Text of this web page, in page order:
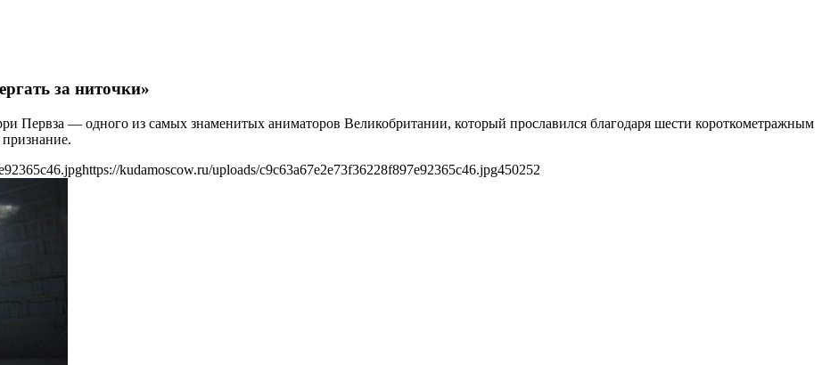
за ниточки»
Первза — одного из самых знаменитых аниматоров Великобритании, который прославился благодаря шести короткометражным
https://kudamoscow.ru/uploads/c9c63a67e2e73f36228f897e92365c46.jpg450252